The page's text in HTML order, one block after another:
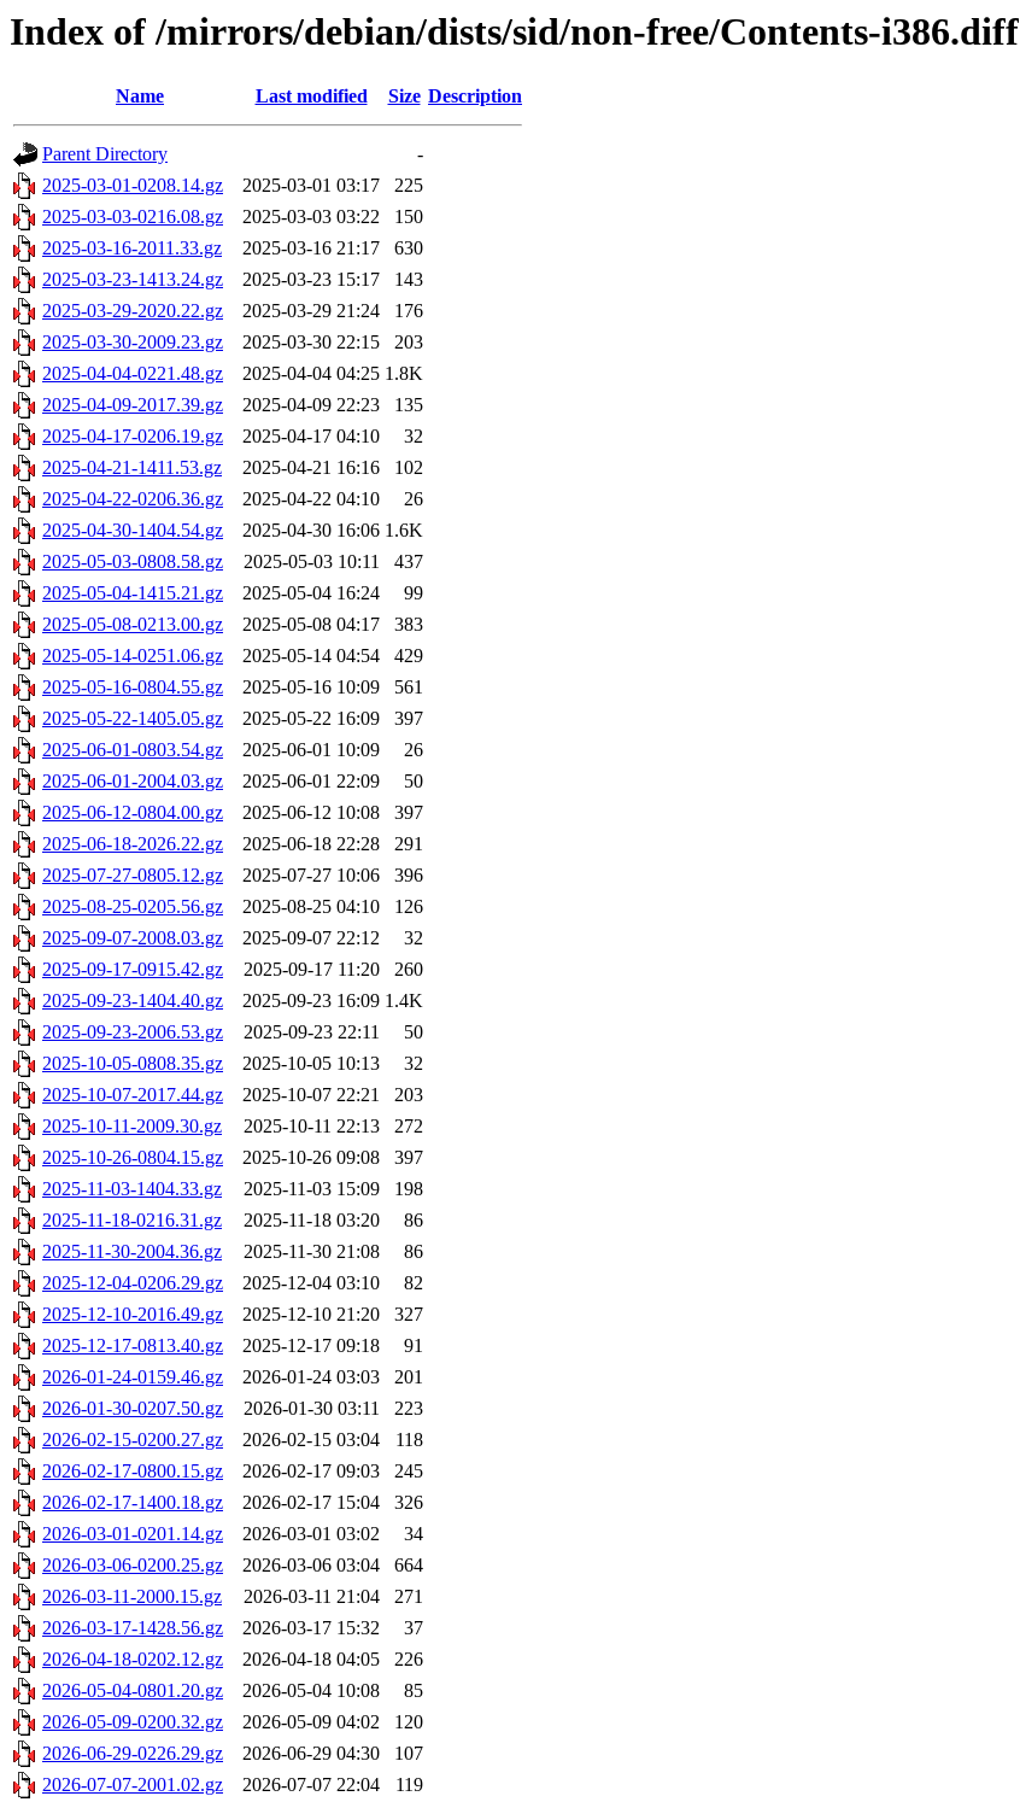
Index of /mirrors/debian/dists/sid/non-free/Contents-i386.diff
Name Last modified Size Description
Parent Directory
-
2025-03-01-0208.14.gz
2025-03-01 03:17
225
2025-03-03-0216.08.gz
2025-03-03 03:22
150
2025-03-16-2011.33.gz
2025-03-16 21:17
630
2025-03-23-1413.24.gz
2025-03-23 15:17
143
2025-03-29-2020.22.gz
2025-03-29 21:24
176
2025-03-30-2009.23.gz
2025-03-30 22:15
203
2025-04-04-0221.48.gz
2025-04-04 04:25 1.8K
2025-04-09-2017.39.gz
2025-04-09 22:23
135
2025-04-17-0206.19.gz
2025-04-17 04:10
32
2025-04-21-1411.53.gz
2025-04-21 16:16
102
2025-04-22-0206.36.gz
2025-04-22 04:10
26
2025-04-30-1404.54.gz
2025-04-30 16:06 1.6K
2025-05-03-0808.58.gz
2025-05-03 10:11
437
2025-05-04-1415.21.gz
2025-05-04 16:24
99
2025-05-08-0213.00.gz
2025-05-08 04:17
383
2025-05-14-0251.06.gz
2025-05-14 04:54
429
2025-05-16-0804.55.gz
2025-05-16 10:09
561
2025-05-22-1405.05.gz
2025-05-22 16:09
397
2025-06-01-0803.54.gz
2025-06-01 10:09
26
2025-06-01-2004.03.gz
2025-06-01 22:09
50
2025-06-12-0804.00.gz
2025-06-12 10:08
397
2025-06-18-2026.22.gz
2025-06-18 22:28
291
2025-07-27-0805.12.gz
2025-07-27 10:06
396
2025-08-25-0205.56.gz
2025-08-25 04:10
126
2025-09-07-2008.03.gz
2025-09-07 22:12
32
2025-09-17-0915.42.gz
2025-09-17 11:20
260
2025-09-23-1404.40.gz
2025-09-23 16:09 1.4K
2025-09-23-2006.53.gz
2025-09-23 22:11
50
2025-10-05-0808.35.gz
2025-10-05 10:13
32
2025-10-07-2017.44.gz
2025-10-07 22:21
203
2025-10-11-2009.30.gz
2025-10-11 22:13
272
2025-10-26-0804.15.gz
2025-10-26 09:08
397
2025-11-03-1404.33.gz
2025-11-03 15:09
198
2025-11-18-0216.31.gz
2025-11-18 03:20
86
2025-11-30-2004.36.gz
2025-11-30 21:08
86
2025-12-04-0206.29.gz
2025-12-04 03:10
82
2025-12-10-2016.49.gz
2025-12-10 21:20
327
2025-12-17-0813.40.gz
2025-12-17 09:18
91
2026-01-24-0159.46.gz
2026-01-24 03:03
201
2026-01-30-0207.50.gz
2026-01-30 03:11
223
2026-02-15-0200.27.gz
2026-02-15 03:04
118
2026-02-17-0800.15.gz
2026-02-17 09:03
245
2026-02-17-1400.18.gz
2026-02-17 15:04
326
2026-03-01-0201.14.gz
2026-03-01 03:02
34
2026-03-06-0200.25.gz
2026-03-06 03:04
664
2026-03-11-2000.15.gz
2026-03-11 21:04
271
2026-03-17-1428.56.gz
2026-03-17 15:32
37
2026-04-18-0202.12.gz
2026-04-18 04:05
226
2026-05-04-0801.20.gz
2026-05-04 10:08
85
2026-05-09-0200.32.gz
2026-05-09 04:02
120
2026-06-29-0226.29.gz
2026-06-29 04:30
107
2026-07-07-2001.02.gz
2026-07-07 22:04
119